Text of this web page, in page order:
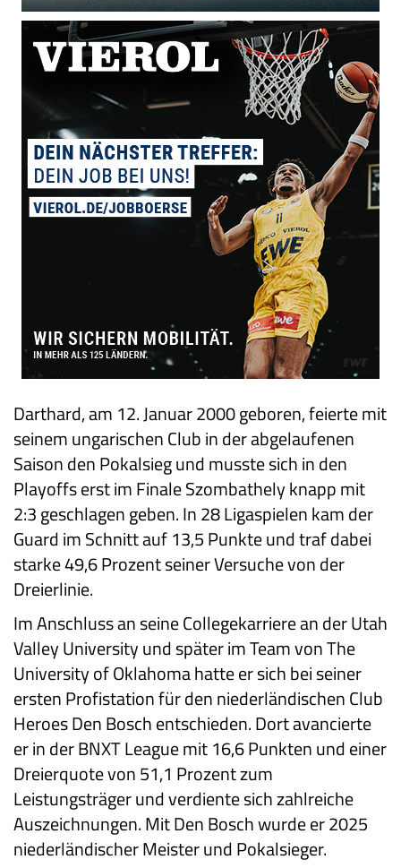
Darthard, am 12. Januar 2000 geboren, feierte mit
seinem ungarischen Club in der abgelaufenen
Saison den Pokalsieg und musste sich in den
Playoffs erst im Finale Szombathely knapp mit
2:3 geschlagen geben. In 28 Ligaspielen kam der
Guard im Schnitt auf 13,5 Punkte und traf dabei
starke 49,6 Prozent seiner Versuche von der
Dreierlinie.
Im Anschluss an seine Collegekarriere an der Utah
Valley University und später im Team von The
University of Oklahoma hatte er sich bei seiner
ersten Profistation für den niederländischen Club
Heroes Den Bosch entschieden. Dort avancierte
er in der BNXT League mit 16,6 Punkten und einer
Dreierquote von 51,1 Prozent zum
Leistungsträger und verdiente sich zahlreiche
Auszeichnungen. Mit Den Bosch wurde er 2025
niederländischer Meister und Pokalsieger.